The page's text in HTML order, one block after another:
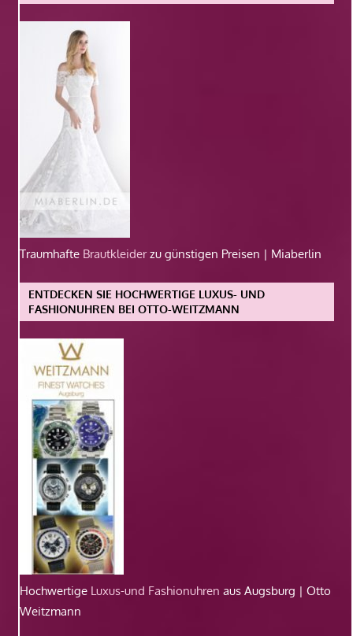
Traumhafte Brautkleiderzu günstigen Preisen | Miaberlin
ENTDECKEN SIE HOCHWERTIGE LUXUS- UND
FASHIONUHREN BEI OTTO-WEITZMANN
Hochwertige Luxus-und Fashionuhren aus Augsburg | Otto
Weitzmann